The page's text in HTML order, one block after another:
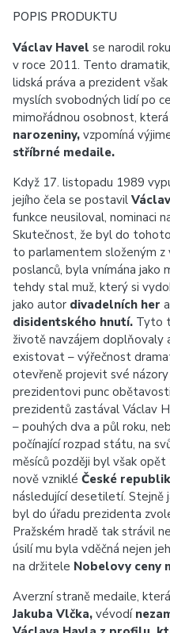
POPIS PRODUKTU
Václav Havel se narodil
v roce 2011. Tento
lidská práva a prezident
myslích svobodných lidí po
mimořádnou osobnost,
narozeniny, vzpomíná
stříbrné medaile.
Když 17. listopadu 1989
jejího čela se postavil
funkce neusiloval, nominaci
Skutečnost, že byl do
to parlamentem složeným z
poslanců, byla vnímána jako
tehdy stal muž, který si
jako autor divadelních her
disidentského hnutí. Tyto
životě navzájem doplňovaly
existovat – výřečnost
otevřeně projevit své
prezidentovi punc
prezidentů zastával Václav
– pouhých dva a půl roku,
počínající rozpad státu, na
měsíců později byl však
nově vzniklé České
následující desetiletí. Stejně
byl do úřadu prezidenta
Pražském hradě tak strávil
úsilí mu byla vděčná nejen
na držitele Nobelovy ceny
Averzní straně medaile,
Jakuba Vlčka, vévodí